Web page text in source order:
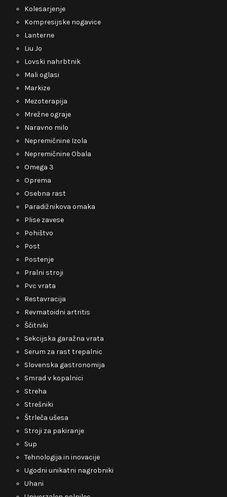
Kolesarjenje
Kompresijske nogavice
Lanterne
Liu Jo
Lovski nahrbtnik
Mali oglasi
Markize
Mezoterapija
Mrežne ograje
Naravno milo
Nepremičnine Izola
Nepremičnine Obala
Omega 3
Oprema
Osebna rast
Paradižnikova omaka
Plise zavese
Pohištvo
Post
Postenje
Pralni stroji
Pvc vrata
Restavracija
Revmatoidni artritis
Ščitniki
Sekcijska garažna vrata
Serum za rast trepalnic
Slovenska gastronomija
Smrad v kopalnici
Streha
Strešniki
Štrleča ušesa
Stroji za pakiranje
Sup
Tehnologija in inovacije
Ugodni unikatni nagrobniki
Uhani